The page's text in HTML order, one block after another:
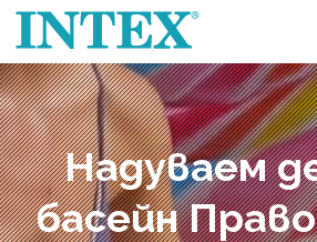
Надуваем
басейн